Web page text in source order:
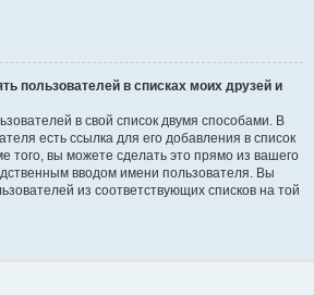
пользователей в списках моих друзей и
в свой список двумя способами. В
есть ссылка для его добавления в список
того, вы можете сделать это прямо из вашего
вводом имени пользователя. Вы
из соответствующих списков на той